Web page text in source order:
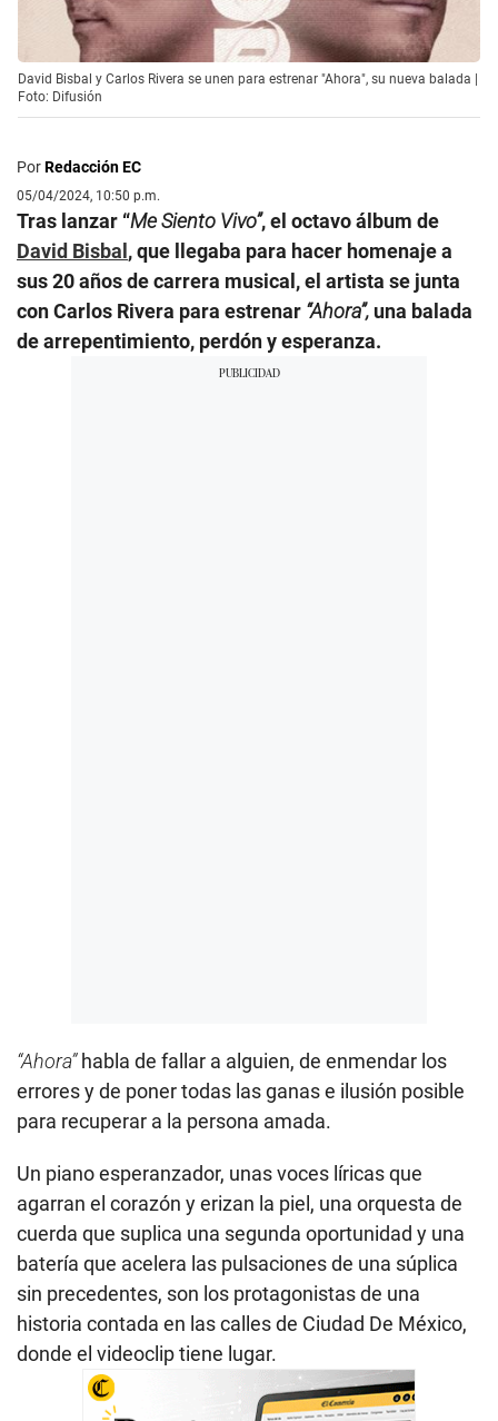
David Bisbal y Carlos Rivera se unen para estrenar "Ahora", su nueva balada |
Foto: Difusión
PorRedacción EC
05/04/2024, 10:50 p.m.
Tras lanzar “Me Siento Vivo”, el octavo álbum de
David Bisbal , que llegaba para hacer homenaje a
sus 20 años de carrera musical, el artista se junta
con Carlos Rivera para estrenar “Ahora”, una balada
de arrepentimiento, perdón y esperanza.
“Ahora” habla de fallar a alguien, de enmendar los
errores y de poner todas las ganas e ilusión posible
para recuperar a la persona amada.
Un piano esperanzador, unas voces líricas que
agarran el corazón y erizan la piel, una orquesta de
cuerda que suplica una segunda oportunidad y una
batería que acelera las pulsaciones de una súplica
sin precedentes, son los protagonistas de una
historia contada en las calles de Ciudad De México,
donde el videoclip tiene lugar.